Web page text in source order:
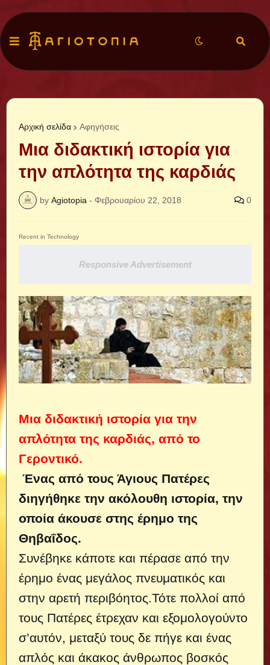
Αρχική σελίδα Αφηγήσεις
Μια διδακτική ιστορία για
την απλότητα της καρδιάς
by Agiotopia - Φεβρουαρίου 22, 2018 0
Recent in Technology
Responsive Advertisement
Μια διδακτική ιστορία για την
απλότητα της καρδιάς, από το
Γεροντικό.
Ένας από τους Άγιους Πατέρες
διηγήθηκε την ακόλουθη ιστορία, την
οποία άκουσε στης έρημο της
Θηβαΐδος.
Συνέβηκε κάποτε και πέρασε από την
έρημο ένας μεγάλος πνευματικός και
στην αρετή περιβόητος.Τότε πολλοί από
τους Πατέρες έτρεχαν και εξομολογούντο
σ’αυτόν, μεταξύ τους δε πήγε και ένας
απλός και άκακος άνθρωπος βοσκός